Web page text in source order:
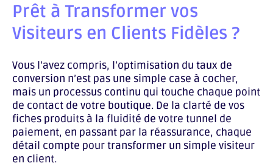
Prêt à Transformer vos
Visiteurs en Clients Fidèles ?
Vous l’avez compris, l’optimisation du taux de
conversion n’est pas une simple case à cocher,
mais un processus continu qui touche chaque point
de contact de votre boutique. De la clarté de vos
fiches produits à la fluidité de votre tunnel de
paiement, en passant par la réassurance, chaque
détail compte pour transformer un simple visiteur
en client.